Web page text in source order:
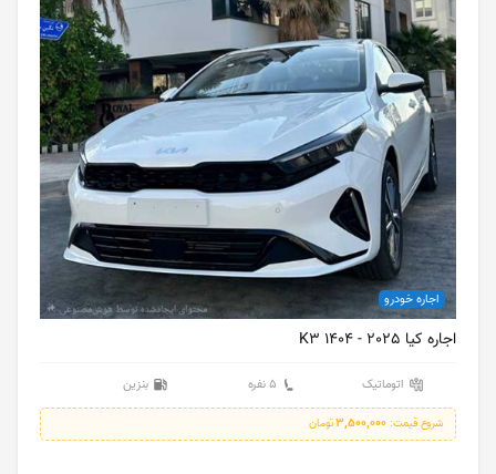
اجاره خودرو
اجاره کیا K3 1404 - 2025
اتوماتیک 5 نفره بنزین
شروع قیمت: 3,500,000 تومان